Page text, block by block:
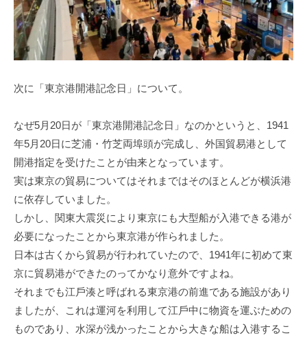
次に「東京港開港記念日」について。
なぜ5⽉20⽇が「東京港開港記念⽇」なのかというと、1941
年5⽉20⽇に芝浦・⽵芝両埠頭が完成し、外国貿易港として
開港指定を受けたことが由来となっています。
実は東京の貿易についてはそれまではそのほとんどが横浜港
に依存していました。
しかし、関東⼤震災により東京にも⼤型船が⼊港できる港が
必要になったことから東京港が作られました。
⽇本は古くから貿易が⾏われていたので、1941年に初めて東
京に貿易港ができたのってかなり意外ですよね。
それまでも江⼾湊と呼ばれる東京港の前進である施設があり
ましたが、これは運河を利⽤して江⼾中に物資を運ぶための
ものであり、⽔深が浅かったことから⼤きな船は⼊港するこ